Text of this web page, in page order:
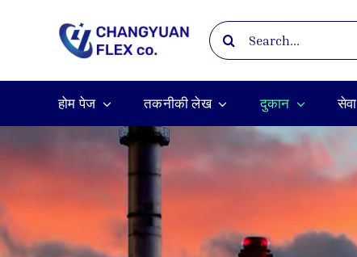
content
Search
for:
होम पेज तकनीकी लेख दुकान सेवा